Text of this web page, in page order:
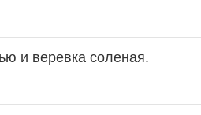
и веревка соленая.